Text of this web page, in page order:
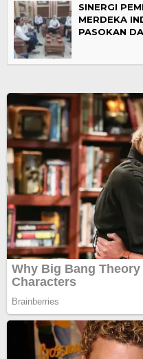
SINERGI
MERDEKA
PASOKAN